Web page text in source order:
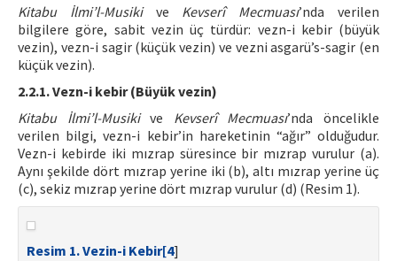
Kitabu İlmi’l-Musikive Kevserî Mecmuası’nda verilen
bilgilere göre, sabit vezin üç türdür: vezn-i kebir (büyük
vezin), vezn-i sagir (küçük vezin) ve vezni asgarü’s-sagir (en
küçük vezin).
2.2.1. Vezn-i kebir (Büyük vezin)
Kitabu İlmi’l-Musikive Kevserî Mecmuası’nda öncelikle
verilen bilgi, vezn-i kebir’in hareketinin “ağır” olduğudur.
Vezn-i kebirde iki mızrap süresince bir mızrap vurulur (a).
Aynı şekilde dört mızrap yerine iki (b), altı mızrap yerine üç
(c), sekiz mızrap yerine dört mızrap vurulur (d) (Resim 1).
Resim 1. Vezin-i Kebir[4]